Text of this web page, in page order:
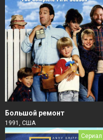
Большой ремонт
1991, США
Сериал